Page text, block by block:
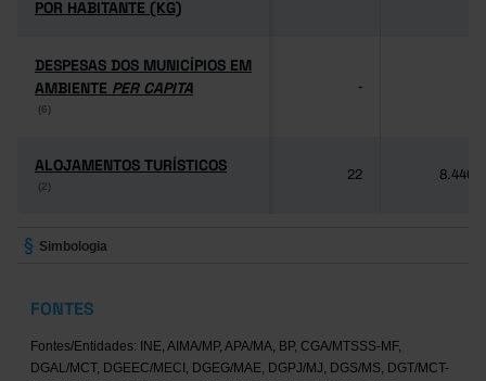
POR HABITANTE (KG)
POR HABITANTE (KG)
DESPESAS DOS MUNICÍPIOS EM
AMBIENTE PER CAPITA
(6)
DESPESAS DOS MUNICÍPIOS EM
AMBIENTE PER CAPITA
(6)
-
ALOJAMENTOS TURÍSTICOS
(2)
ALOJAMENTOS TURÍSTICOS
(2)
22 8.446
Simbologia
FONTES
Fontes/Entidades: INE, AIMA/MP, APA/MA, BP, CGA/MTSSS-MF,
DGAL/MCT, DGEEC/MECI, DGEG/MAE, DGPJ/MJ, DGS/MS, DGT/MCT-